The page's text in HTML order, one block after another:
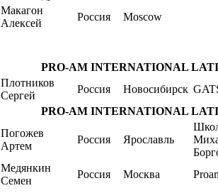
Макагон
Алексей
Россия Moscow
PRO-AM INTERNATIONAL
Плотников
Сергей
Россия Новосибирск
PRO-AM INTERNATIONAL
Погожев
Артем
Россия Ярославль
Медянкин
Семен
Россия Москва